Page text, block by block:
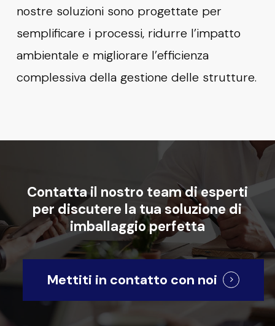
nostre soluzioni sono progettate per
semplificare i processi, ridurre l’impatto
ambientale e migliorare l’efficienza
complessiva della gestione delle strutture.
Contattail nostro teamdiesperti
per discutere la tuasoluzione di
imballaggio perfetta
Mettiti in contatto con noi